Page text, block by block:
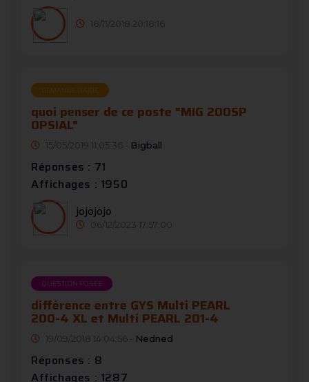
18/11/2018 20:18:16
DEMANDE D’AIDE
quoi penser de ce poste "MIG 200SP
OPSIAL"
15/05/2019 11:05:36 - Bigball
Réponses : 71
Affichages : 1950
jojojojo
06/12/2023 17:57:00
QUESTION POSÉE
différence entre GYS Multi PEARL
200-4 XL et Multi PEARL 201-4
19/09/2018 14:04:56 - Nedned
Réponses : 8
Affichages : 1287